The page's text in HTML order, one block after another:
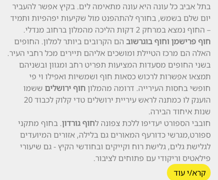
בתל אביב כל עונה היא עונה מתאימה לים. בקיץ אפשר להעביר
יום שלם בשמש, בחורף להתהפנט מול שקיעות יפהפיות ותמיד
– החוף נמצא במרחק 2 דקות הליכה מהמלון ברחוב מנדלי.
חוף פרישמן וחוף בוגרשוב הם הקרובים ביותר למלון. החופים
האלה הם מרכז הטיילת ומושכים אליהם תיירים מכל רחבי העיר.
בשני החופים מסעדות המציעות תפריט רחב ומגוון ובשניהם
תמצאו אפשרות לרכוש כסאות חוף ושמשיות ואפילו וי פי
חופשי בחסות העירייה. דרומה מהמלון חוף ירושלים ששמו
הוענק לו כמתנה לראש עיריית ירושלים טדי קלוק לכבוד 20
שנות איחוד הבירה.
חובבי הספורט יעדיפו ללכת צפונה לחוף גורדון. בחוף מתקני
ספורט,מגרשי כדורעף המאורים גם בלילה, אזורים המיועדים
לגלישת גלים, גלישת רוח וקייקים ובחודשי הקיץ - גם שיעורי
פילאטיס וריקודי עם פתוחים לציבור.